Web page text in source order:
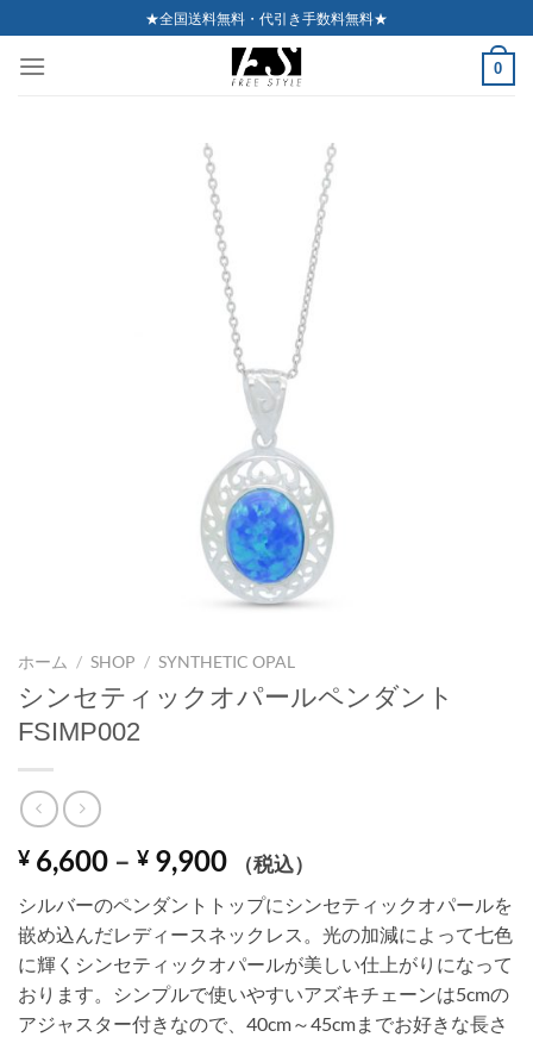
to
content
★全国送料無料・代引き手数料無料★
0
ホーム / SHOP / SYNTHETIC OPAL
シンセティックオパールペンダント
FSIMP002
¥ 6,600 – ¥ 9,900価
帯:
¥ 6,600
–
¥ 9,900
（税込）
シルバーのペンダントトップにシンセティックオパールを
嵌め込んだレディースネックレス。光の加減によって七色
に輝くシンセティックオパールが美しい仕上がりになって
おります。シンプルで使いやすいアズキチェーンは5cmの
アジャスター付きなので、40cm～45cmまでお好きな長さ